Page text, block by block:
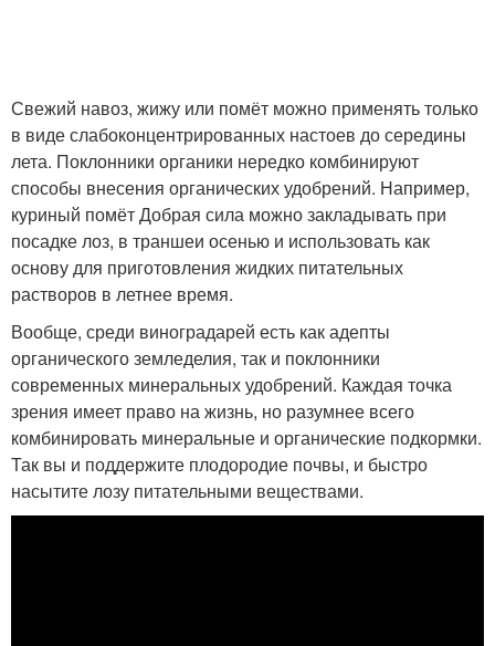
Свежий навоз, жижу или помёт можно применять только
в виде слабоконцентрированных настоев до середины
лета. Поклонники органики нередко комбинируют
способы внесения органических удобрений. Например,
куриный помёт Добрая сила можно закладывать при
посадке лоз, в траншеи осенью и использовать как
основу для приготовления жидких питательных
растворов в летнее время.
Вообще, среди виноградарей есть как адепты
органического земледелия, так и поклонники
современных минеральных удобрений. Каждая точка
зрения имеет право на жизнь, но разумнее всего
комбинировать минеральные и органические подкормки.
Так вы и поддержите плодородие почвы, и быстро
насытите лозу питательными веществами.